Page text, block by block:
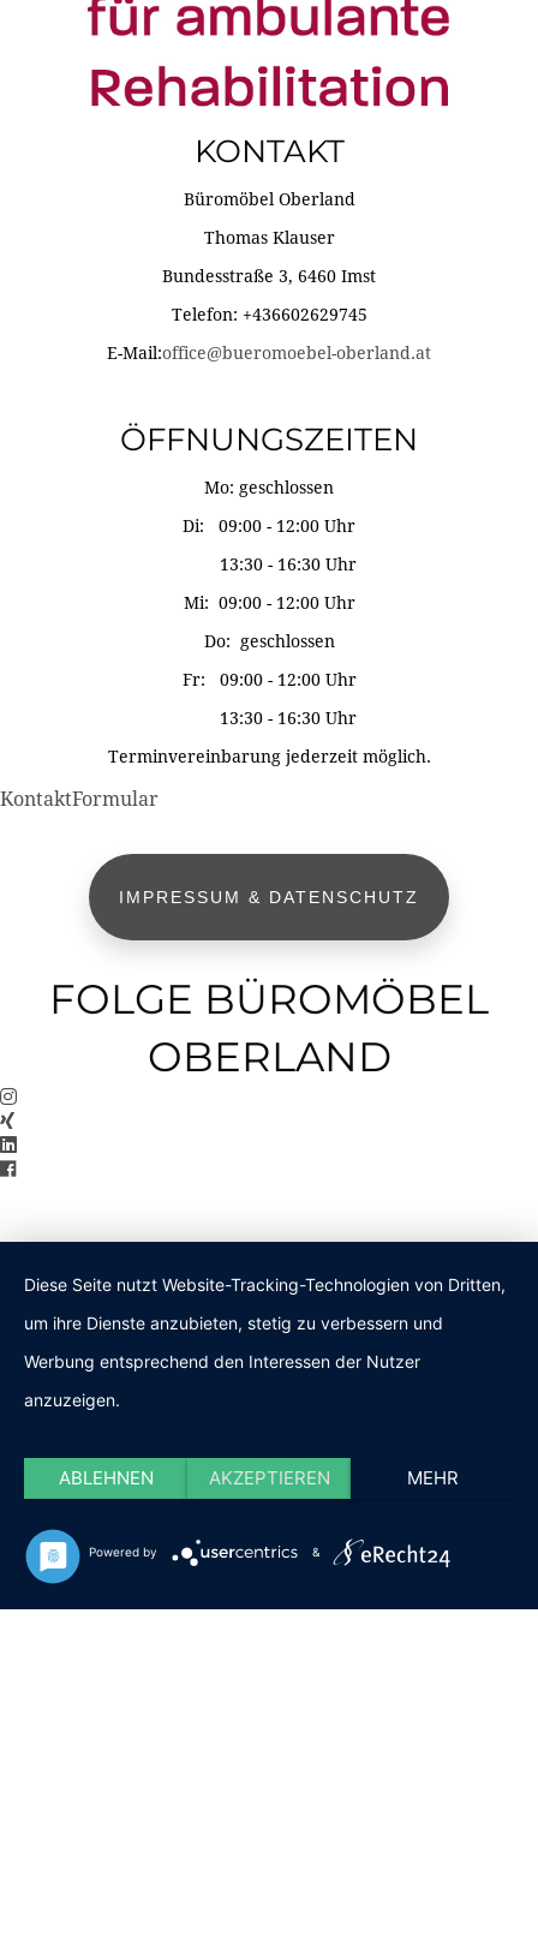
KONTAKT
Büromöbel Oberland
Thomas Klauser
Bundesstraße 3, 6460 Imst
Telefon: +436602629745
E-Mail:office@bueromoebel-oberland.at
ÖFFNUNGSZEITEN
Mo: geschlossen
Di: 09:00 - 12:00 Uhr
13:30 - 16:30 Uhr
Mi: 09:00 - 12:00 Uhr
Do: geschlossen
Fr: 09:00 - 12:00 Uhr
13:30 - 16:30 Uhr
Terminvereinbarung jederzeit möglich.
KontaktFormular
IMPRESSUM & DATENSCHUTZ
FOLGE BÜROMÖBEL
OBERLAND
Diese Seite nutzt Website-Tracking-Technologien von Dritten,
um ihre Dienste anzubieten, stetig zu verbessern und
Werbung entsprechend den Interessen der Nutzer
anzuzeigen.
ABLEHNEN AKZEPTIEREN MEHR
Powered by &